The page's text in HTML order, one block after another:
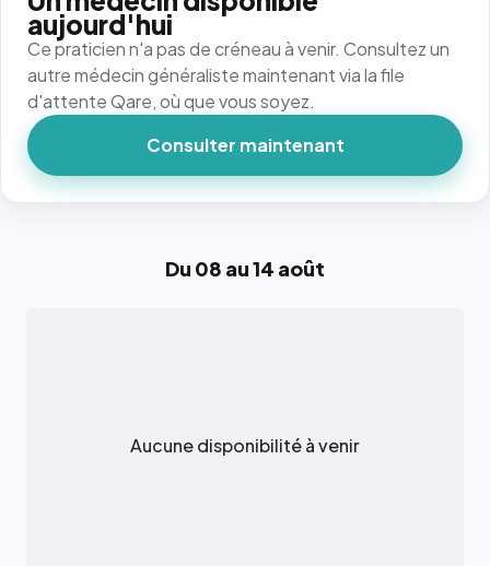
Du 08 au 14 août
Aucune disponibilité à venir
aujourd'hui
Ce praticien n'a pas de créneau à venir. Consultez un
autre médecin généraliste maintenant via la file
d'attente Qare, où que vous soyez.
Consulter maintenant